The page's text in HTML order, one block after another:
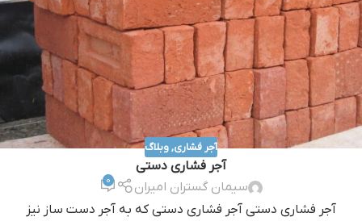
آجر فشاری,وبلاگ
آجر فشاری دستی
سیمان گستران امیران
0
آجر فشاری دستی آجر فشاری دستی که به آجر دست ساز نیز